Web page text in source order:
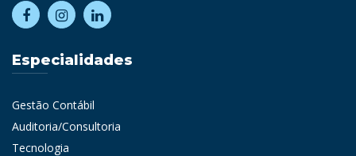
Especialidades
Gestão Contábil
Auditoria/Consultoria
Tecnologia